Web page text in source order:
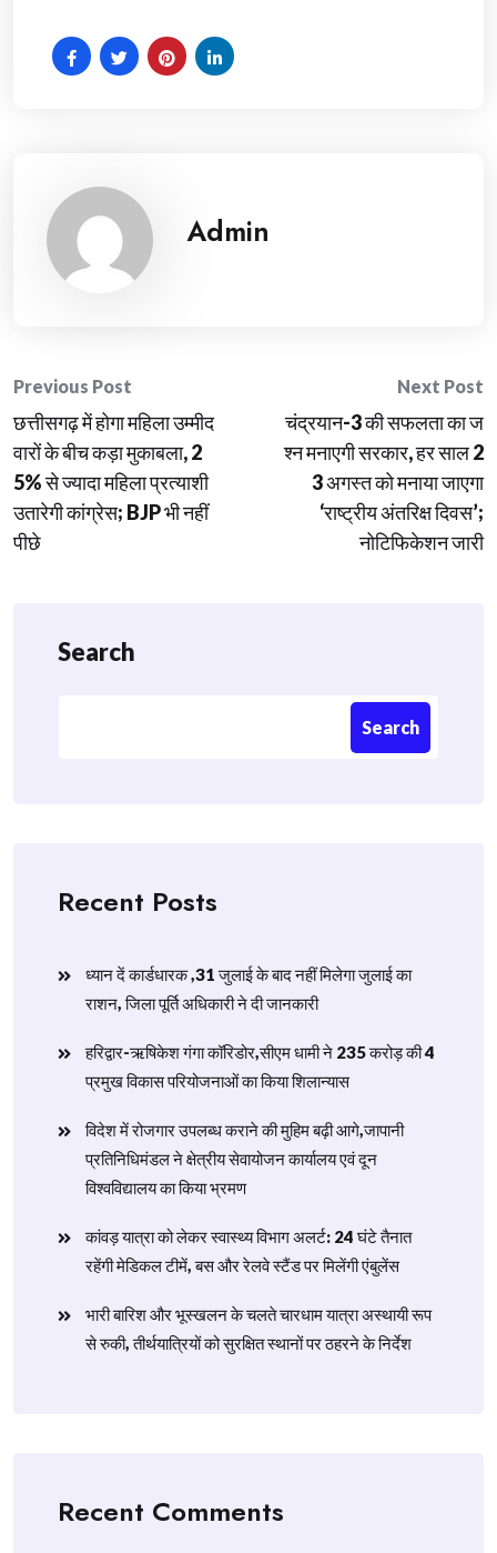
Admin
Post
navigation
Previous Post
छत्तीसगढ़ में होगा महिला उम्मीद
वारों के बीच कड़ा मुकाबला, 2
5% से ज्यादा महिला प्रत्याशी
उतारेगी कांग्रेस; BJP भी नहीं
पीछे
Next Post
चंद्रयान-3 की सफलता का ज
श्न मनाएगी सरकार, हर साल 2
3 अगस्त को मनाया जाएगा
‘राष्ट्रीय अंतरिक्ष दिवस’;
नोटिफिकेशन जारी
Search
Search
Recent Posts
ध्यान दें कार्डधारक ,31 जुलाई के बाद नहीं मिलेगा जुलाई का
राशन, जिला पूर्ति अधिकारी ने दी जानकारी
हरिद्वार-ऋषिकेश गंगा कॉरिडोर,सीएम धामी ने 235 करोड़ की 4
प्रमुख विकास परियोजनाओं का किया शिलान्यास
विदेश में रोजगार उपलब्ध कराने की मुहिम बढ़ी आगे,जापानी
प्रतिनिधिमंडल ने क्षेत्रीय सेवायोजन कार्यालय एवं दून
विश्वविद्यालय का किया भ्रमण
​कांवड़ यात्रा को लेकर स्वास्थ्य विभाग अलर्ट: 24 घंटे तैनात
रहेंगी मेडिकल टीमें, बस और रेलवे स्टैंड पर मिलेंगी एंबुलेंस
​भारी बारिश और भूस्खलन के चलते चारधाम यात्रा अस्थायी रूप
से रुकी, तीर्थयात्रियों को सुरक्षित स्थानों पर ठहरने के निर्देश
Recent Comments